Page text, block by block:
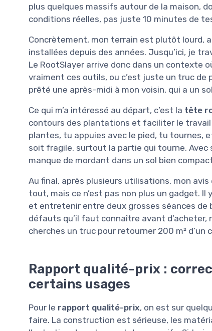
plus quelques massifs autour de la maison,
conditions réelles, pas juste 10 minutes de
Concrètement, mon terrain est plutôt lourd,
installées depuis des années. Jusqu’ici, je
Le RootSlayer arrive donc dans un contexte
vraiment ces outils, ou c’est juste un truc de
prêté une après-midi à mon voisin, qui a un
Ce qui m’a intéressé au départ, c’est la tête
contours des plantations et faciliter le travail
plantes, tu appuies avec le pied, tu tournes,
soit fragile, surtout la partie qui tourne. Avec
manque de mordant dans un sol bien
Au final, après plusieurs utilisations, mon avis
tout, mais ce n’est pas non plus un gadget.
et entretenir entre deux grosses séances
défauts qu’il faut connaître avant
cherches un truc pour retourner 200 m² d’un
Rapport qualité-prix :
certains usages
Pour le rapport qualité-prix, on est sur
faire. La construction est sérieuse, les